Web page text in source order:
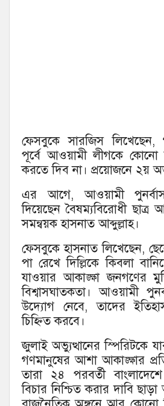
ফেসবুকে সারজিস লিখেছেন,
পূর্বে আওয়ামী লীগকে কোনো
করতে দিব না। প্রয়োজনে ২য়
এর আগে, আওয়ামী
দিয়েছেন বৈষম্যবিরোধী
সমন্বয়ক হাসনাত আব্দুল্লাহ।
ফেসবুকে হাসনাত লিখেছেন,
পা রেখে দিল্লিকে কিবলা
যাওয়ার আকাঙ্ক্ষা জনগণের
বিশ্বাসঘাতকতা। আওয়ামী
উদ্যোগ নেবে, তাদের
চিহ্নিত করবে।
জুলাই অভ্যুত্থানের স্পিরিটকে
গণমানুষের আশা আকাঙ্ক্ষার
তারা ২৪ পরবর্তী
বিচার নিশ্চিত করার দাবি